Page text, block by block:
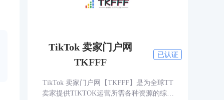
TikTok 卖家门户网
TKFFF
已认证
TikTok 卖家门户网【TKFFF】是为全球TT
卖家提供TIKTOK运营所需各种资源的综合